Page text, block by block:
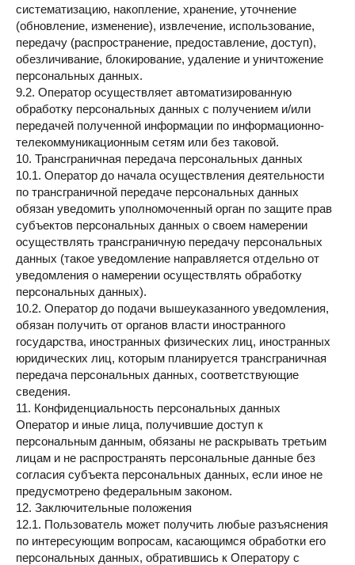
систематизацию, накопление, хранение, уточнение
(обновление, изменение), извлечение, использование,
передачу (распространение, предоставление, доступ),
обезличивание, блокирование, удаление и уничтожение
персональных данных.
9.2. Оператор осуществляет автоматизированную
обработку персональных данных с получением и/или
передачей полученной информации по информационно-
телекоммуникационным сетям или без таковой.
10. Трансграничная передача персональных данных
10.1. Оператор до начала осуществления деятельности
по трансграничной передаче персональных данных
обязан уведомить уполномоченный орган по защите прав
субъектов персональных данных о своем намерении
осуществлять трансграничную передачу персональных
данных (такое уведомление направляется отдельно от
уведомления о намерении осуществлять обработку
персональных данных).
10.2. Оператор до подачи вышеуказанного уведомления,
обязан получить от органов власти иностранного
государства, иностранных физических лиц, иностранных
юридических лиц, которым планируется трансграничная
передача персональных данных, соответствующие
сведения.
11. Конфиденциальность персональных данных
Оператор и иные лица, получившие доступ к
персональным данным, обязаны не раскрывать третьим
лицам и не распространять персональные данные без
согласия субъекта персональных данных, если иное не
предусмотрено федеральным законом.
12. Заключительные положения
12.1. Пользователь может получить любые разъяснения
по интересующим вопросам, касающимся обработки его
персональных данных, обратившись к Оператору с